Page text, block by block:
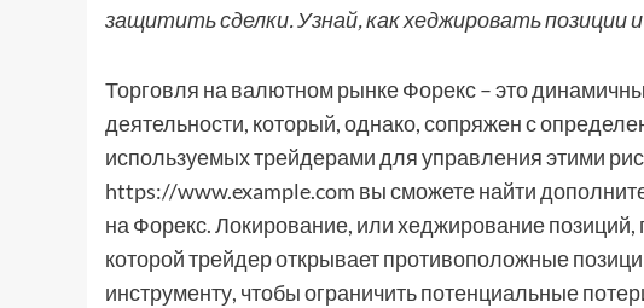
защитить сделки. Узнай, как хеджировать позиции
Торговля на валютном рынке Форекс – это
деятельности, который, однако, сопряжен с
используемых трейдерами для управления этими
https://www.example.com вы сможете найти
на Форекс. Локирование, или хеджирование позиций,
которой трейдер открывает противоположные
инструменту, чтобы ограничить потенциальные